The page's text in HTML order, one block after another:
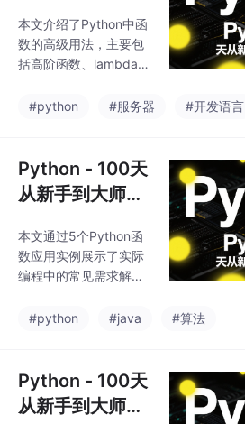
核心概念。其中强调了
函数封装和代码复用的
重要性，并演示了如何
函数（如math.factoria
带默认值参数
用进阶
本文介绍了Python中函
数的高级用法，主要包
括高阶函数、lambda函
通过将函数作为参数或
da函数是一种简洁的匿
名函数，适合简单的单
行表达式。偏函数则通
具有预设配置的新函
数，减少重复代码。文
中还展示了如何使用内
p和reduce，以及如何
帮
#python #服务器 #开发语言
Python - 100天
从新手到大师：
用实战
本文通过5个Python函
数应用实例展示了实际
编程中的常见需求解决
码的函数，支持自定义
公约数和最小公倍数的
函数设计；4）数据统
计函数集，包括均值、
#python #java #算法
Python - 100天
从新手到大师：